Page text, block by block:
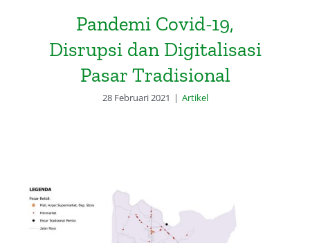
Pandemi Covid-19,
Disrupsi dan Digitalisasi
Pasar Tradisional
28 Februari 2021 | Artikel